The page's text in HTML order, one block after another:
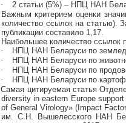
·
2 статьи (5%) – НПЦ НАН
Важным критерием оценки
количество ссылок на статью).
публикации составило 1,17.
Наибольшее количество ссылок
·
НПЦ НАН Беларуси по
·
НПЦ НАН Беларуси по
·
НПЦ НАН Беларуси по
·
НПЦ НАН Беларуси по
Самая цитируемая статья
diversity in eastern Europe
of General Virology» (Impact
им. С.Н. Вышелесского НАН